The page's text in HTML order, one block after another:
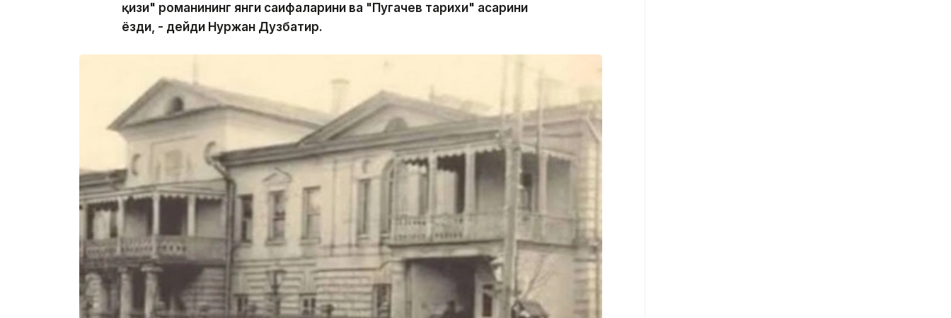
қизи" романининг янги саҳифаларини ва "Пугачев тарихи" асарини
ёзди, - дейди Нуржан Дузбатир.